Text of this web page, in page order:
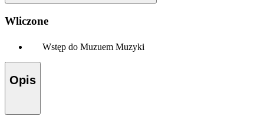
Wliczone
Wstęp do Muzuem Muzyki
Opis